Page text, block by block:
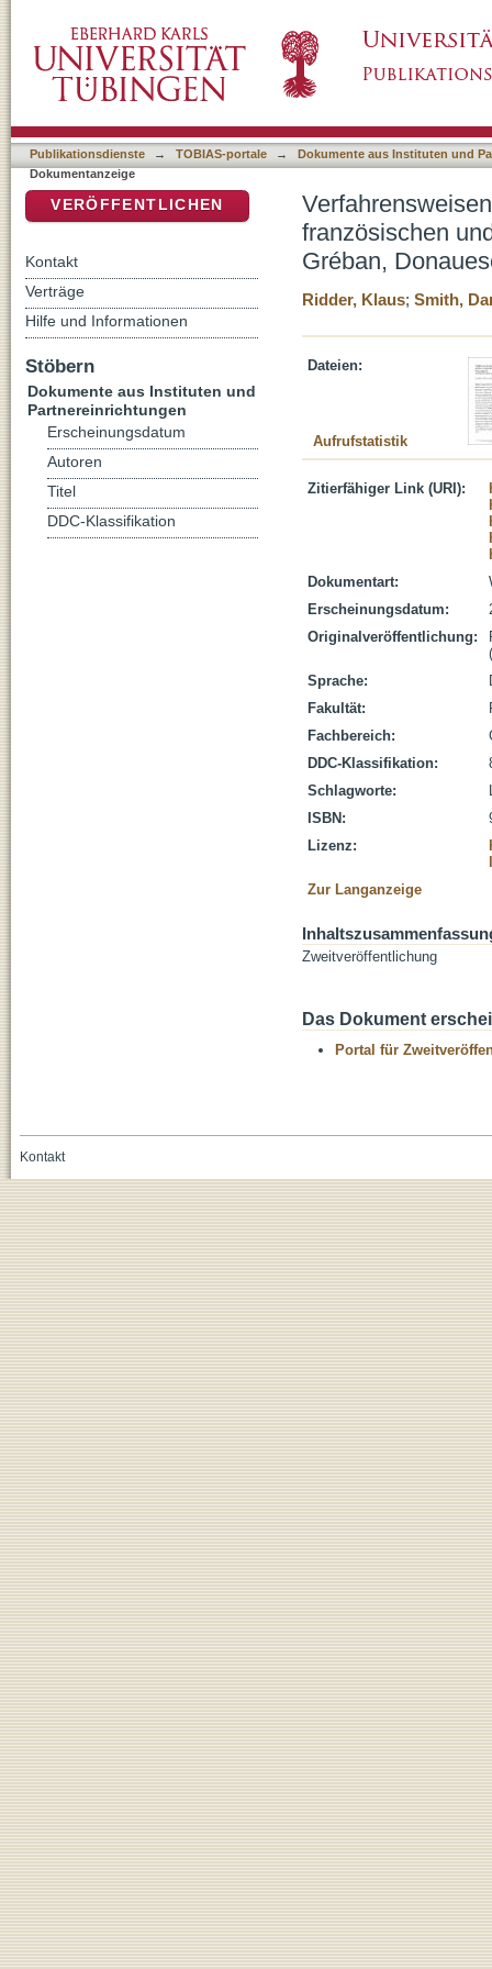
Passionsspielen: Passion des Arnoul
Publikationsdienste → TOBIAS-portale →
Dokumente aus Instituten und
Dokumentanzeige
französischen
Gréban,
Ridder, Klaus; Smith,
Dateien:
Aufrufstatistik
Zitierfähiger Link (URI):
Dokumentart:
Erscheinungsdatum:
Originalveröffentlichung:
Sprache:
Fakultät:
Fachbereich:
DDC-Klassifikation:
Schlagworte:
ISBN:
Lizenz:
Zur Langanzeige
Zweitveröffentlichung
Das Dokument
Portal für
VERÖFFENTLICHEN
Kontakt
Verträge
Hilfe und Informationen
Stöbern
Dokumente aus Instituten und
Partnereinrichtungen
Erscheinungsdatum
Autoren
Titel
DDC-Klassifikation
Kontakt